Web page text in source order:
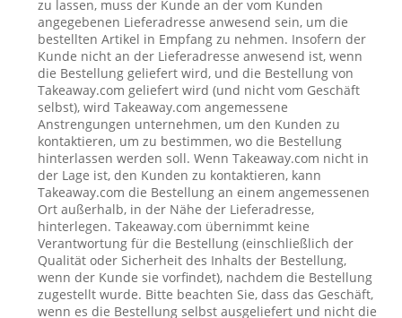
zu lassen, muss der Kunde an der vom Kunden
angegebenen Lieferadresse anwesend sein, um die
bestellten Artikel in Empfang zu nehmen. Insofern der
Kunde nicht an der Lieferadresse anwesend ist, wenn
die Bestellung geliefert wird, und die Bestellung von
Takeaway.com geliefert wird (und nicht vom Geschäft
selbst), wird Takeaway.com angemessene
Anstrengungen unternehmen, um den Kunden zu
kontaktieren, um zu bestimmen, wo die Bestellung
hinterlassen werden soll. Wenn Takeaway.com nicht in
der Lage ist, den Kunden zu kontaktieren, kann
Takeaway.com die Bestellung an einem angemessenen
Ort außerhalb, in der Nähe der Lieferadresse,
hinterlegen. Takeaway.com übernimmt keine
Verantwortung für die Bestellung (einschließlich der
Qualität oder Sicherheit des Inhalts der Bestellung,
wenn der Kunde sie vorfindet), nachdem die Bestellung
zugestellt wurde. Bitte beachten Sie, dass das Geschäft,
wenn es die Bestellung selbst ausgeliefert und nicht die